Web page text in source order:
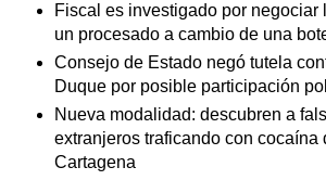
Fiscal es investigado por negociar
un procesado a cambio de una
Consejo de Estado negó tutela
Duque por posible participación
Nueva modalidad: descubren a
extranjeros traficando con cocaína
Cartagena